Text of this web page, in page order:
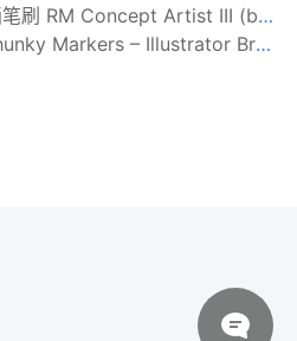
RM Concept Artist III (bundle)
Markers – Illustrator Brushes